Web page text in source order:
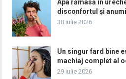
Apa rămasă în
disconfortul și
30 iulie 2026
Un singur fard bine
machiaj complet al
29 iulie 2026